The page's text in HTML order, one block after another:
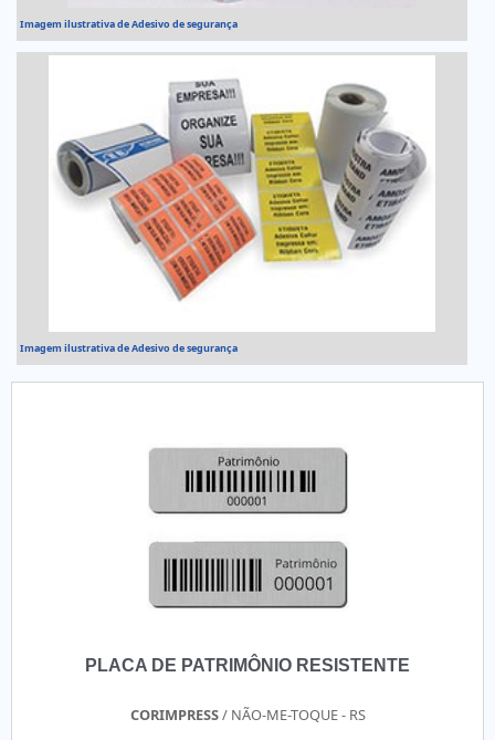
Imagem ilustrativa de Adesivo de segurança
Imagem ilustrativa de Adesivo de segurança
PLACA DE PATRIMÔNIO RESISTENTE
CORIMPRESS/ NÃO-ME-TOQUE - RS